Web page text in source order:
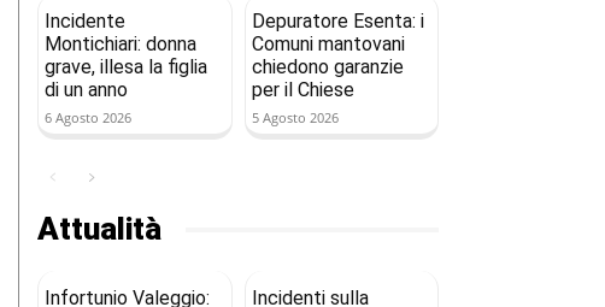
Incidente
Montichiari: donna
grave, illesa la figlia
di un anno
6 Agosto 2026
Depuratore Esenta: i
Comuni mantovani
chiedono garanzie
per il Chiese
5 Agosto 2026
Attualità
Infortunio Valeggio:
Incidenti sulla